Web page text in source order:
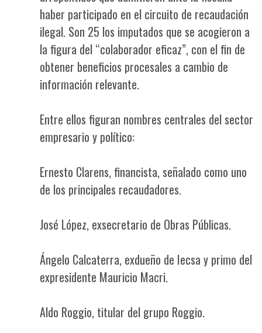
haber participado en el circuito de recaudación
ilegal. Son 25 los imputados que se acogieron a
la figura del “colaborador eficaz”, con el fin de
obtener beneficios procesales a cambio de
información relevante.
Entre ellos figuran nombres centrales del sector
empresario y político:
Ernesto Clarens, financista, señalado como uno
de los principales recaudadores.
José López, exsecretario de Obras Públicas.
Ángelo Calcaterra, exdueño de Iecsa y primo del
expresidente Mauricio Macri.
Aldo Roggio, titular del grupo Roggio.